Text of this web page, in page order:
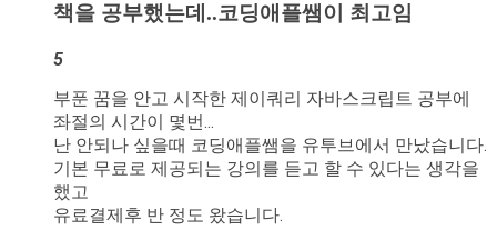
책을 공부했는데..코딩애플쌤이 최고임
5
부푼 꿈을 안고 시작한 제이쿼리 자바스크립트 공부에
좌절의 시간이 몇번...
난 안되나 싶을때 코딩애플쌤을 유투브에서 만났습니다.
기본 무료로 제공되는 강의를 듣고 할 수 있다는 생각을
했고
유료결제후 반 정도 왔습니다.